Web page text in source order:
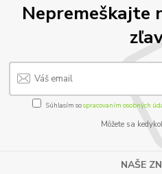
Nepremeškajte
Súhlasím sospracovaním osobných
Môžete sa
NAŠE